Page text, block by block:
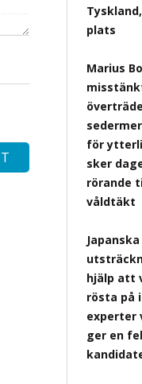
plats
Marius
för
sker
rörande
våldtäkt
hjälp att
rösta på
experter
ger en